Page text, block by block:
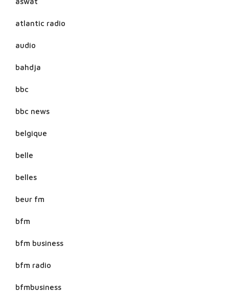
atlantic radio
audio
bahdja
bbc
bbc news
belgique
belle
belles
beur fm
bfm
bfm business
bfm radio
bfmbusiness